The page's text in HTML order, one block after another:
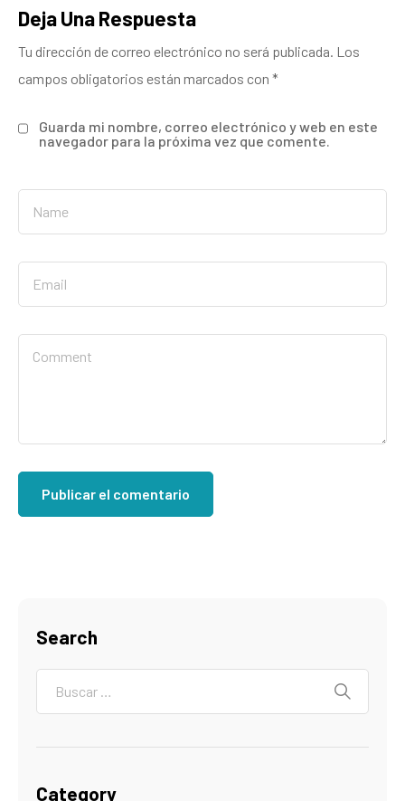
Deja Una Respuesta
Tu dirección de correo electrónico no será publicada. Los
campos obligatorios están marcados con *
Guarda mi nombre, correo electrónico y web en este
navegador para la próxima vez que comente.
Search
Category